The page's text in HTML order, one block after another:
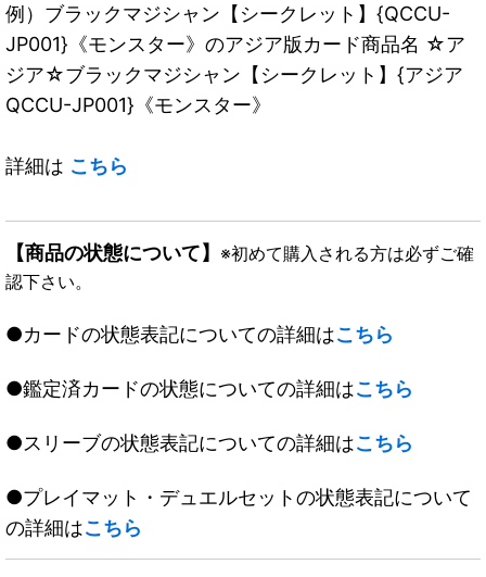
例）ブラックマジシャン【シークレット】{QCCU-
JP001}《モンスター》のアジア版カード商品名 ☆ア
ジア☆ブラックマジシャン【シークレット】{アジア
QCCU-JP001}《モンスター》
詳細は こちら
【商品の状態について】 ※初めて購入される方は必ずご確
認下さい。
●カードの状態表記についての詳細はこちら
●鑑定済カードの状態についての詳細はこちら
●スリーブの状態表記についての詳細はこちら
●プレイマット・デュエルセットの状態表記について
の詳細はこちら